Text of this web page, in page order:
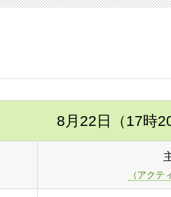
8月22日（17時20
（アクテ